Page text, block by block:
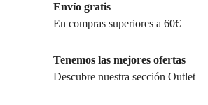
Envío gratis
En compras superiores a 60€
Tenemos las mejores ofertas
Descubre nuestra sección Outlet